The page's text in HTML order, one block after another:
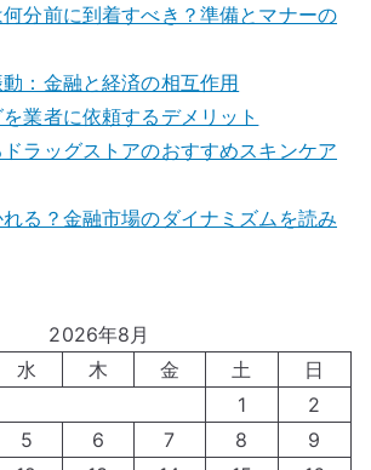
分前に到着すべき？準備とマナーの
：金融と経済の相互作用
業者に依頼するデメリット
ラッグストアのおすすめスキンケア
る？金融市場のダイナミズムを読み
2026年8月
水 木 金 土
日
1
2
5 6 7 8
9